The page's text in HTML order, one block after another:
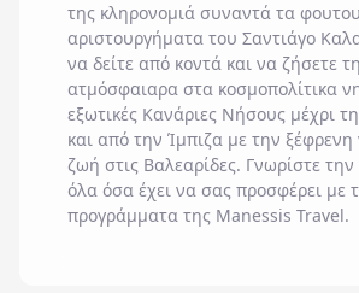
της κληρονομιά συναντά τα
αριστουργήματα του Σαντιάγο
να δείτε από κοντά και να ζήσετε
ατμόσφαιαρα στα κοσμοπολίτικα
εξωτικές Κανάριες Νήσους μέχρι τη
και από την Ίμπιζα με την ξέφρενη
ζωή στις Βαλεαρίδες. Γνωρίστε την
όλα όσα έχει να σας προσφέρει με
προγράμματα της Manessis Travel.